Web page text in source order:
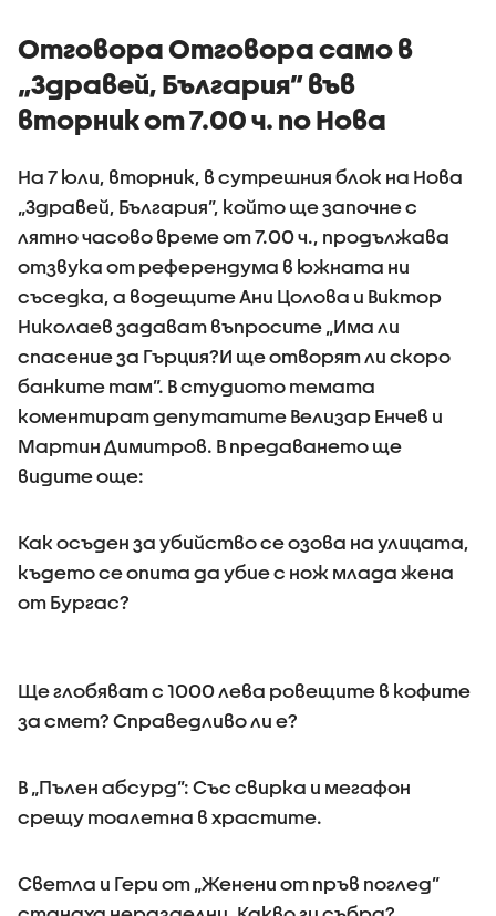
Отговора Отговора само в
„Здравей, България” във
вторник от 7.00 ч. по Нова
На 7 юли, вторник, в сутрешния блок на Нова
„Здравей, България”, който ще започне с
лятно часово време от 7.00 ч., продължава
отзвука от референдума в южната ни
съседка, а водещите Ани Цолова и Виктор
Николаев задават въпросите „Има ли
спасение за Гърция?И ще отворят ли скоро
банките там”. В студиото темата
коментират депутатите Велизар Енчев и
Мартин Димитров. В предаването ще
видите още:
Как осъден за убийство се озова на улицата,
където се опита да убие с нож млада жена
от Бургас?
Ще глобяват с 1000 лева ровещите в кофите
за смет? Справедливо ли е?
В „Пълен абсурд”: Със свирка и мегафон
срещу тоалетна в храстите.
Светла и Гери от „Женени от пръв поглед”